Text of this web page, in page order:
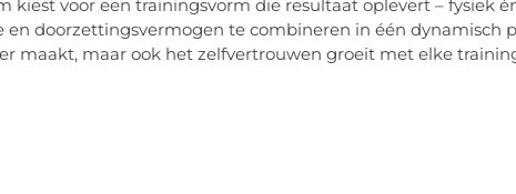
kiest voor een trainingsvorm die resultaat oplevert – fysiek
en doorzettingsvermogen te combineren in één dynamisch
maakt, maar ook het zelfvertrouwen groeit met elke